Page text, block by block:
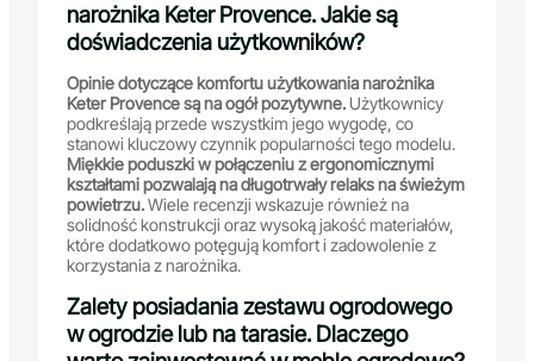
narożnika Keter Provence. Jakie są
doświadczenia użytkowników?
Opinie dotyczące komfortu użytkowania narożnika
Keter Provence są na ogół pozytywne. Użytkownicy
podkreślają przede wszystkim jego wygodę, co
stanowi kluczowy czynnik popularności tego modelu.
Miękkie poduszki w połączeniu z ergonomicznymi
kształtami pozwalają na długotrwały relaks na świeżym
powietrzu.Wiele recenzji wskazuje również na
solidność konstrukcji oraz wysoką jakość materiałów,
które dodatkowo potęgują komfort i zadowolenie z
korzystania z narożnika.
Zalety posiadania zestawu ogrodowego
w ogrodzie lub na tarasie. Dlaczego